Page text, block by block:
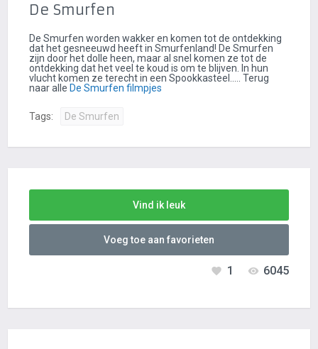
De Smurfen
De Smurfen worden wakker en komen tot de ontdekking
dat het gesneeuwd heeft in Smurfenland! De Smurfen
zijn door het dolle heen, maar al snel komen ze tot de
ontdekking dat het veel te koud is om te blijven. In hun
vlucht komen ze terecht in een Spookkasteel..... Terug
naar alle De Smurfen filmpjes
Tags: De Smurfen
Vind ik leuk
Voeg toe aan favorieten
6045
1